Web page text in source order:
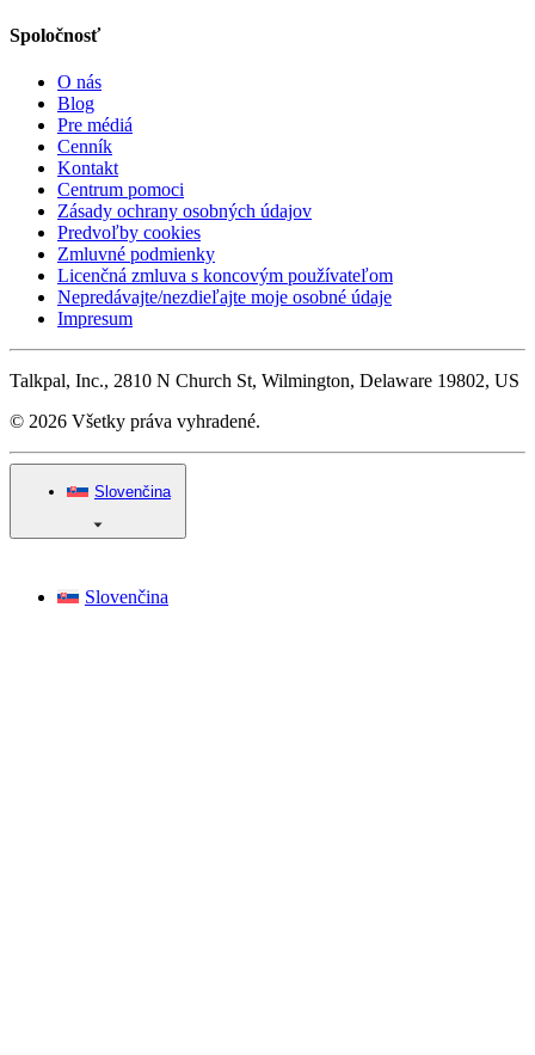
Spoločnosť
O nás
Blog
Pre médiá
Cenník
Kontakt
Centrum pomoci
Zásady ochrany osobných údajov
Predvoľby cookies
Zmluvné podmienky
Licenčná zmluva s koncovým používateľom
Nepredávajte/nezdieľajte moje osobné údaje
Impresum
Talkpal, Inc., 2810 N Church St, Wilmington, Delaware 19802, US
© 2026 Všetky práva vyhradené.
Slovenčina
Slovenčina